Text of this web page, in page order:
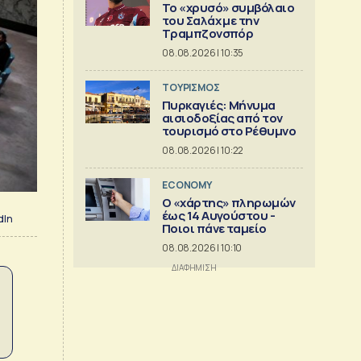
Το «χρυσό» συμβόλαιο
του Σαλάχ με την
Τραμπζονσπόρ
08.08.2026 | 10:35
ΤΟΥΡΙΣΜΟΣ
Πυρκαγιές: Μήνυμα
αισιοδοξίας από τον
τουρισμό στο Ρέθυμνο
08.08.2026 | 10:22
ECONOMY
Ο «χάρτης» πληρωμών
έως 14 Αυγούστου -
Ποιοι πάνε ταμείο
08.08.2026 | 10:10